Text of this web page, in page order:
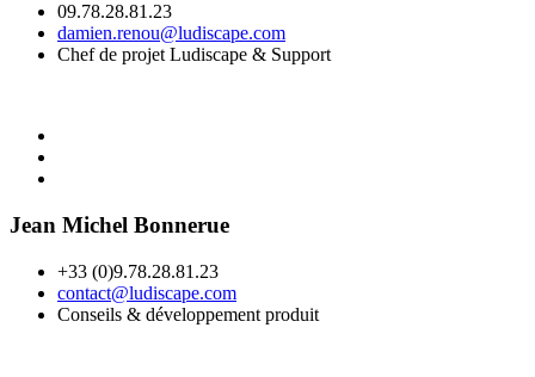
09.78.28.81.23
damien.renou@ludiscape.com
Chef de projet Ludiscape & Support
Jean Michel Bonnerue
+33 (0)9.78.28.81.23
contact@ludiscape.com
Conseils & développement produit